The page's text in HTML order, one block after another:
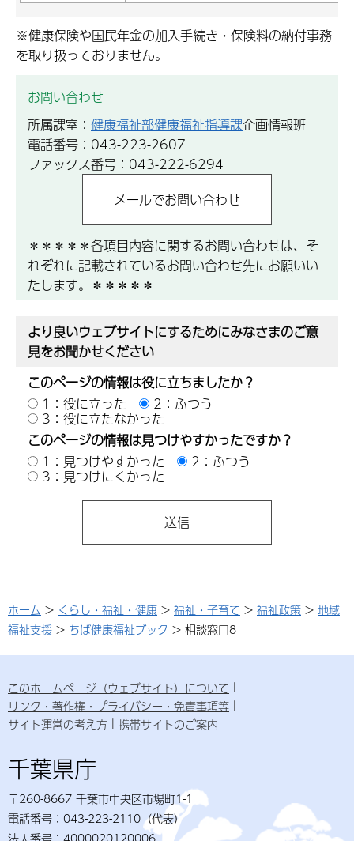
※健康保険や国民年金の加入手続き・保険料の納付事務
を取り扱っておりません。
お問い合わせ
所属課室： 健康福祉部健康福祉指導課企画情報班
電話番号：043-223-2607
ファックス番号：043-222-6294
＊＊＊＊＊各項目内容に関するお問い合わせは、そ
れぞれに記載されているお問い合わせ先にお願いい
たします。＊＊＊＊＊
より良いウェブサイトにするためにみなさまのご意
見をお聞かせください
このページの情報は役に立ちましたか？
1：役に立った
2：ふつう
3：役に立たなかった
このページの情報は見つけやすかったですか？
1：見つけやすかった
2：ふつう
3：見つけにくかった
ホーム > くらし・福祉・健康 > 福祉・子育て > 福祉政策 > 地域
福祉支援 > ちば健康福祉ブック > 相談窓口8
このホームページ（ウェブサイト）について
リンク・著作権・プライバシー・免責事項等
サイト運営の考え方
携帯サイトのご案内
千葉県庁
〒260-8667 千葉市中央区市場町1-1
電話番号：043-223-2110（代表）